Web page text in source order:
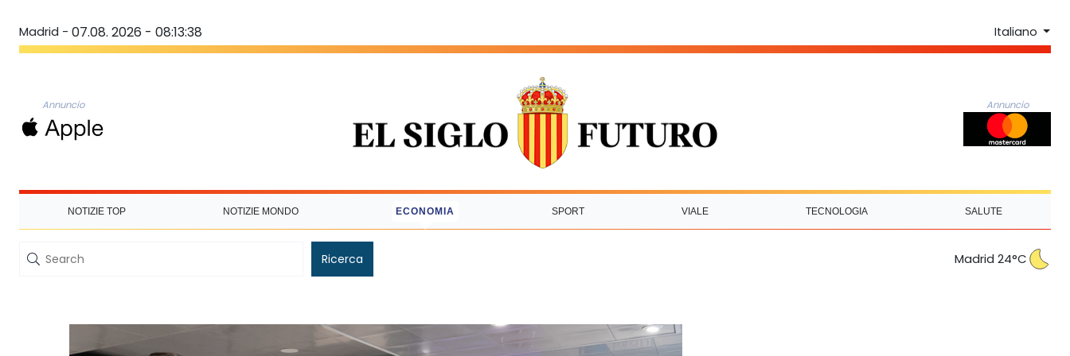
Madrid - 07.08. 2026 - 08:13:38 Italiano
Annuncio Annuncio
NOTIZIE TOP NOTIZIE MONDO ECONOMIA SPORT VIALE TECNOLOGIA SALUTE
Ricerca Madrid 24°C